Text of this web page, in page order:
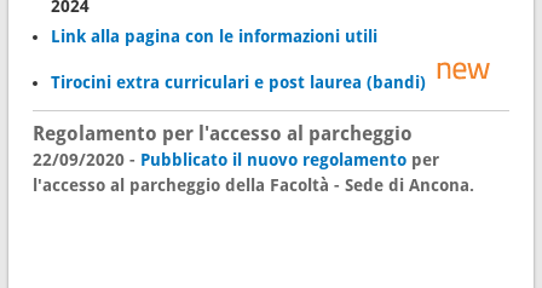
2024
Link alla pagina con le informazioni utili
Tirocini extra curriculari e post laurea (bandi)
Regolamento per l'accesso al parcheggio
22/09/2020 - Pubblicato il nuovo regolamento per
l'accesso al parcheggio della Facoltà - Sede di Ancona.